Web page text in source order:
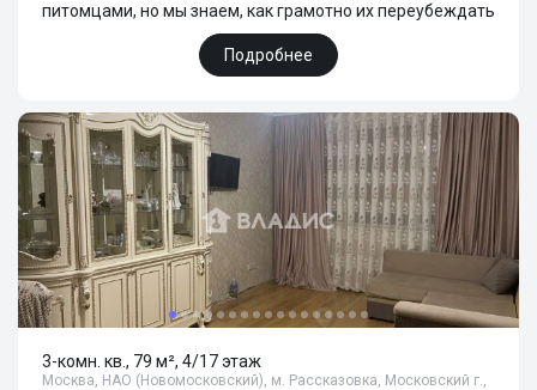
питомцами, но мы знаем, как грамотно их переубеждать
Подробнее
3-комн. кв., 79 м², 4/17 этаж
Москва, НАО (Новомосковский), м. Рассказовка, Московский г.,